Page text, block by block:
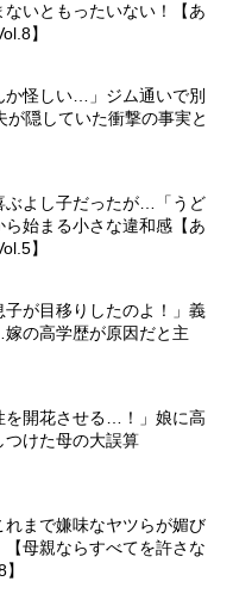
いともったいない！【あ
】
か怪しい…」ジム通いで別
が隠していた衝撃の事実と
ぶよし子だったが…「うど
始まる小さな違和感【あ
】
子が目移りしたのよ！」義
の高学歴が原因だと主
を開花させる…！」娘に高
つけた母の大誤算
まで嫌味なヤツらが媚び
母親ならすべてを許さな